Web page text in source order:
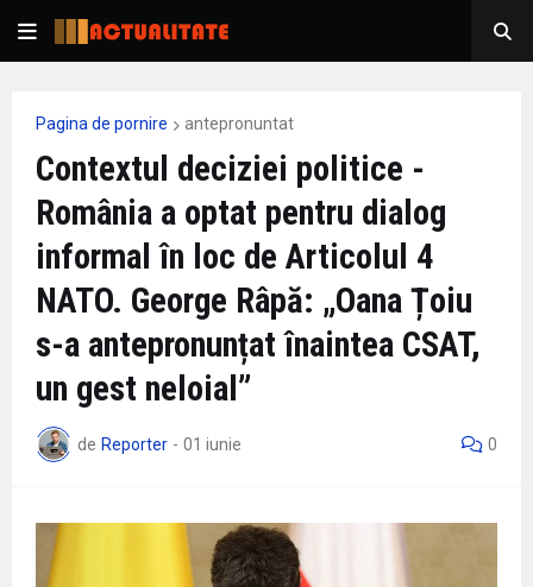
Pagina de pornire antepronuntat
Contextul deciziei politice -
România a optat pentru dialog
informal în loc de Articolul 4
NATO. George Râpă: „Oana Țoiu
s-a antepronunțat înaintea CSAT,
un gest neloial”
de Reporter - 01 iunie 0